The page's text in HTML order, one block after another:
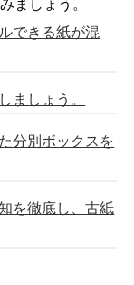
ましょう。
できる紙が混
ましょう。
分別ボックスを
を徹底し、古紙